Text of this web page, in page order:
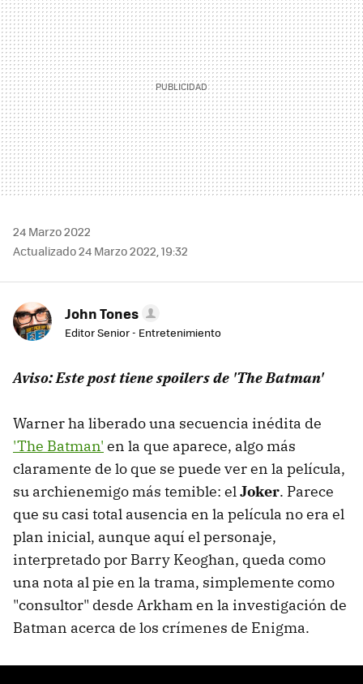
24 Marzo 2022
Actualizado 24 Marzo 2022, 19:32
John Tones
Editor Senior - Entretenimiento
Aviso: Este post tiene spoilers de 'The Batman'
Warner ha liberado una secuencia inédita de
'The Batman' en la que aparece, algo más
claramente de lo que se puede ver en la película,
su archienemigo más temible: elJoker. Parece
que su casi total ausencia en la película no era el
plan inicial, aunque aquí el personaje,
interpretado por Barry Keoghan, queda como
una nota al pie en la trama, simplemente como
"consultor" desde Arkham en la investigación de
Batman acerca de los crímenes de Enigma.